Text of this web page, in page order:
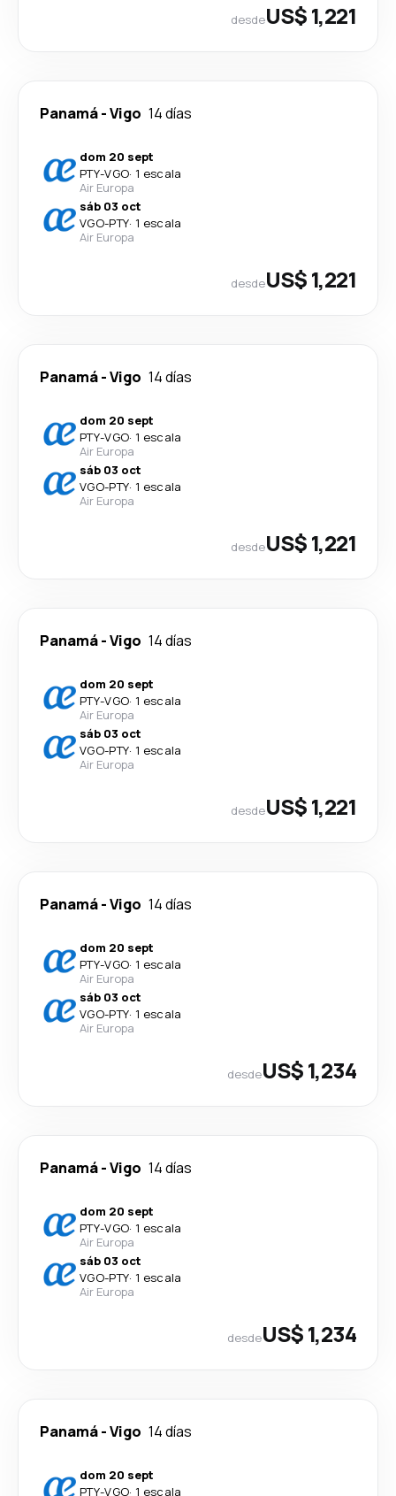
desdeUS$ 1,221
Panamá-Vigo 14 días
dom 20 sept
PTY-VGO· 1 escala
Air Europa
sáb 03 oct
VGO-PTY· 1 escala
Air Europa
desdeUS$ 1,221
Panamá-Vigo 14 días
dom 20 sept
PTY-VGO· 1 escala
Air Europa
sáb 03 oct
VGO-PTY· 1 escala
Air Europa
desdeUS$ 1,221
Panamá-Vigo 14 días
dom 20 sept
PTY-VGO· 1 escala
Air Europa
sáb 03 oct
VGO-PTY· 1 escala
Air Europa
desdeUS$ 1,221
Panamá-Vigo 14 días
dom 20 sept
PTY-VGO· 1 escala
Air Europa
sáb 03 oct
VGO-PTY· 1 escala
Air Europa
desdeUS$ 1,234
Panamá-Vigo 14 días
dom 20 sept
PTY-VGO· 1 escala
Air Europa
sáb 03 oct
VGO-PTY· 1 escala
Air Europa
desdeUS$ 1,234
Panamá-Vigo 14 días
dom 20 sept
PTY-VGO· 1 escala